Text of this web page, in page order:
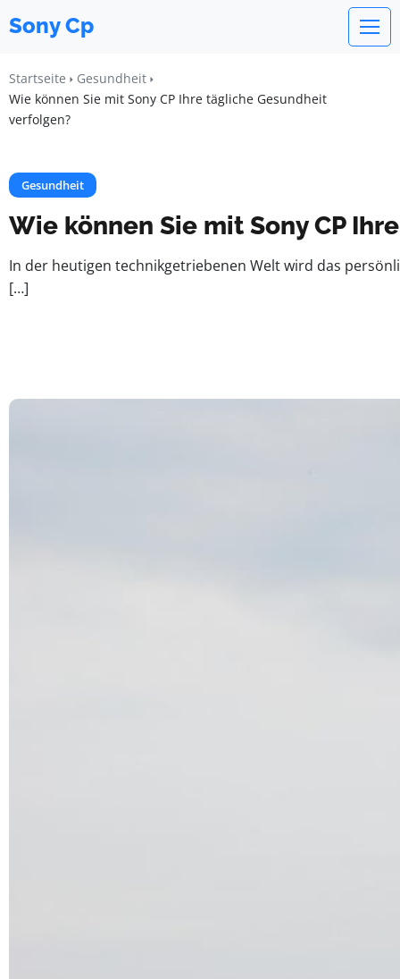
Sony Cp
Startseite
Gesundheit
Wie können Sie mit Sony CP Ihre tägliche Gesundheit
verfolgen?
Gesundheit
Wie können Sie mit Sony CP
In der heutigen technikgetriebenen Welt wird das
[…]